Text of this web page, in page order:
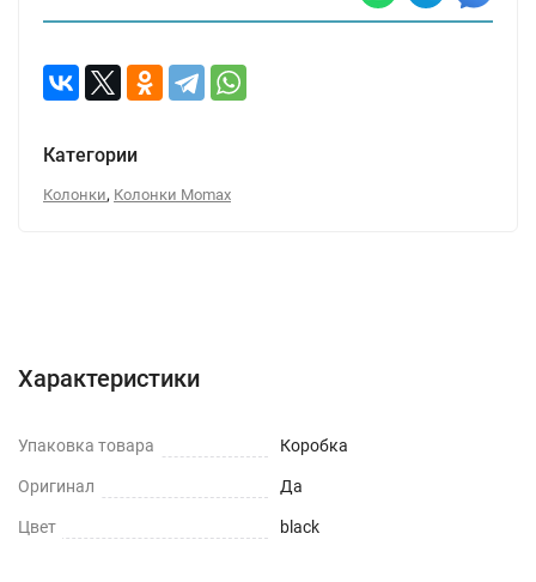
Категории
Колонки, Колонки Momax
Характеристики
Упаковка товара Коробка
Оригинал Да
Цвет black